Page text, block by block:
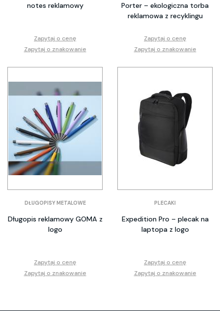
notes reklamowy
Zapytaj o cenę
Zapytaj o znakowanie
Porter – ekologiczna torba
reklamowa z recyklingu
Zapytaj o cenę
Zapytaj o znakowanie
DŁUGOPISY METALOWE
Długopis reklamowy GOMA z
logo
Zapytaj o cenę
Zapytaj o znakowanie
PLECAKI
Expedition Pro – plecak na
laptopa z logo
Zapytaj o cenę
Zapytaj o znakowanie